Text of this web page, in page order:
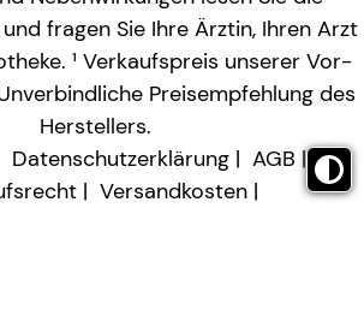
fragen Sie Ihre Ärztin, Ihren Arzt
¹ Verkaufspreis unserer Vor-
Preisempfehlung des
Herstellers.
Datenschutzerklärung
AGB
Versandkosten